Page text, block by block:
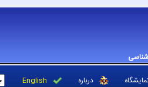
درباره English